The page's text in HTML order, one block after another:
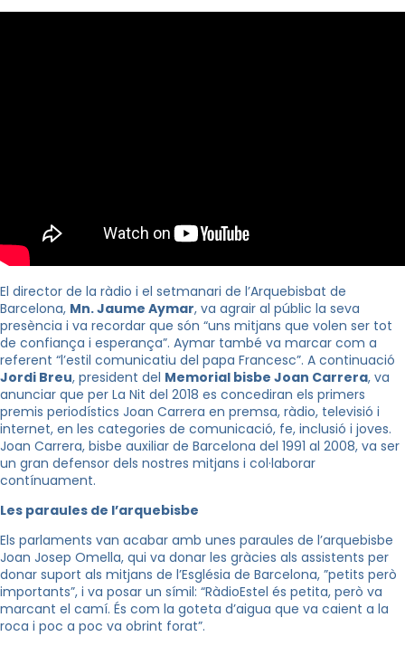
El director de la ràdio i el setmanari de l’Arquebisbat de
Barcelona, ​​ Mn. Jaume Aymar, va agrair al públic la seva
presència i va recordar que són “uns mitjans que volen ser tot
de confiança i esperança”. Aymar també va marcar com a
referent “l’estil comunicatiu del papa Francesc”. A continuació
Jordi Breu, president del Memorial bisbe Joan Carrera, va
anunciar que per La Nit del 2018 es concediran els primers
premis periodístics Joan Carrera en premsa, ràdio, televisió i
internet, en les categories de comunicació, fe, inclusió i joves.
Joan Carrera, bisbe auxiliar de Barcelona del 1991 al 2008, va ser
un gran defensor dels nostres mitjans i col·laborar
contínuament.
Les paraules de l’arquebisbe
Els parlaments van acabar amb unes paraules de l’arquebisbe
Joan Josep Omella, qui va donar les gràcies als assistents per
donar suport als mitjans de l’Església de Barcelona, ​​”petits però
importants”, i va posar un símil: “RàdioEstel és petita, però va
marcant el camí. És com la goteta d’aigua que va caient a la
roca i poc a poc va obrint forat”.